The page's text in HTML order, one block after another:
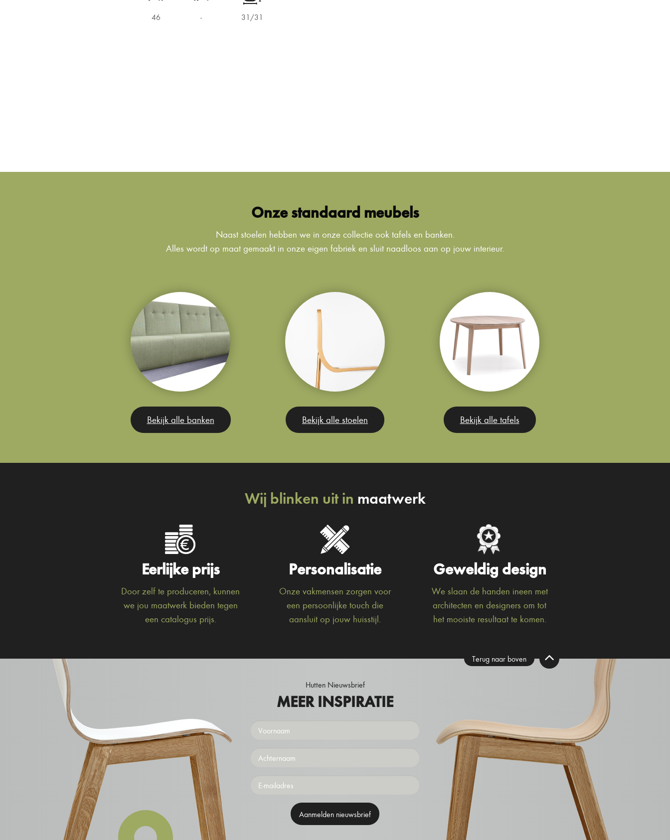
46 - 31/31
Onze standaard meubels
Naast stoelen hebben we in onze collectie ook tafels en banken.
Alles wordt op maat gemaakt in onze eigen fabriek en sluit naadloos aan op jouw interieur.
Bekijk alle banken Bekijk alle stoelen Bekijk alle tafels
Wij blinken uit in maatwerk
Eerlijke prijs
Door zelf te produceren, kunnen
we jou maatwerk bieden tegen
een catalogus prijs.
Personalisatie
Onze vakmensen zorgen voor
een persoonlijke touch die
aansluit op jouw huisstijl.
Geweldig design
We slaan de handen ineen met
architecten en designers om tot
het mooiste resultaat te komen.
Terug naar boven
Hutten Nieuwsbrief
MEER INSPIRATIE
Voornaam
Achternaam
Emailaddress